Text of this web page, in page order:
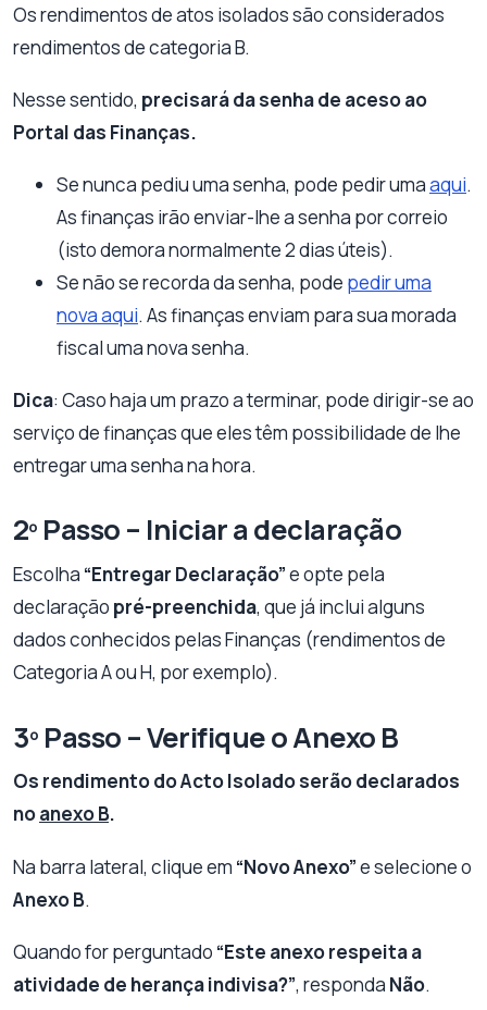
Os rendimentos de atos isolados são considerados
rendimentos de categoria B.
Nesse sentido, precisará da senha de aceso ao
Portal das Finanças.
Se nunca pediu uma senha, pode pedir umaaqui.
As finanças irão enviar-lhe a senha por correio
(isto demora normalmente 2 dias úteis).
Se não se recorda da senha, pode pedir uma
nova aqui. As finanças enviam para sua morada
fiscal uma nova senha.
Dica: Caso haja um prazo a terminar, pode dirigir-se ao
serviço de finanças que eles têm possibilidade de lhe
entregar uma senha na hora.
2º Passo – Iniciar a declaração
Escolha “Entregar Declaração”e opte pela
declaração pré-preenchida, que já inclui alguns
dados conhecidos pelas Finanças (rendimentos de
Categoria A ou H, por exemplo).
3º Passo – Verifique o Anexo B
Os rendimento do Acto Isolado serão declarados
noanexo B.
Na barra lateral, clique em “Novo Anexo”e selecione o
Anexo B.
Quando for perguntado “Este anexo respeita a
atividade de herança indivisa?”, responda Não.